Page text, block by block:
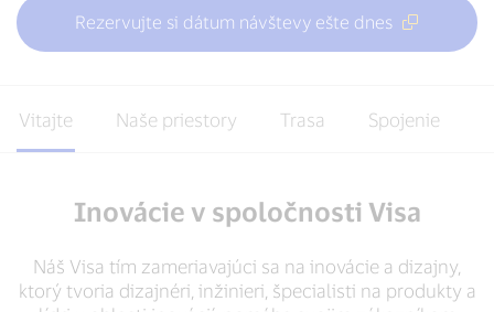
Rezervujte si dátum návštevy ešte dnes
Vitajte Naše priestory Trasa Spojenie
Inovácie v spoločnosti Visa
Náš Visa tím zameriavajúci sa na inovácie a dizajny,
ktorý tvoria dizajnéri, inžinieri, špecialisti na produkty a